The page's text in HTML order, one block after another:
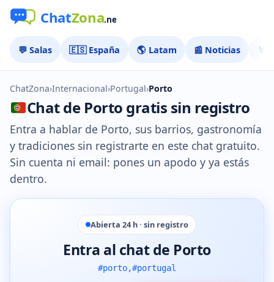
💬 Salas 🇪🇸 España 🌎 Latam 📰 Noticias 🏅
ChatZona›Internacional›Portugal›Porto
Chat de Porto gratis sin registro
Entra a hablar de Porto, sus barrios, gastronomía
y tradiciones sin registrarte en este chat gratuito.
Sin cuenta ni email: pones un apodo y ya estás
dentro.
Abierta 24 h · sin registro
Entra al chat de Porto
#porto,#portugal